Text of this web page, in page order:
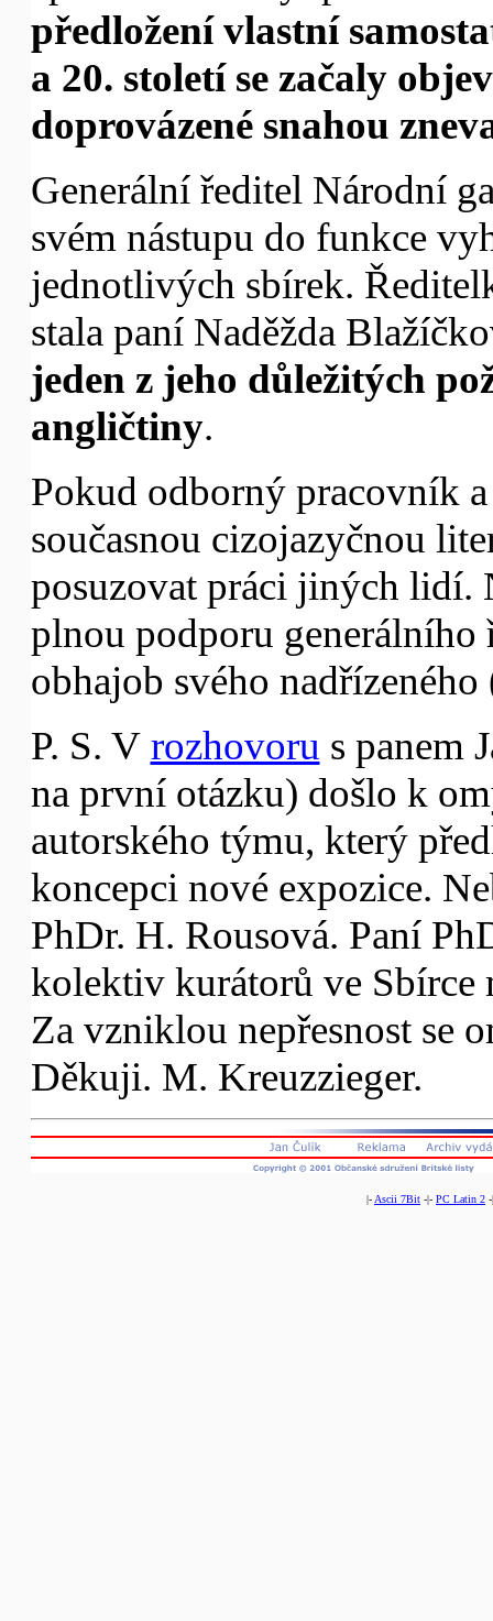
předložení vlastní
a 20. století se začaly
doprovázené snahou
Generální ředitel Národní
svém nástupu do funkce
jednotlivých sbírek.
stala paní Naděžda
jeden z jeho důležitých
angličtiny.
Pokud odborný pracovník
současnou cizojazyčnou
posuzovat práci jiných lidí.
plnou podporu generálního
obhajob svého
P. S. V rozhovoru s panem
na první otázku) došlo k
autorského týmu, který
koncepci nové expozice.
PhDr. H. Rousová. Paní
kolektiv kurátorů ve Sbírce
Za vzniklou nepřesnost se
Děkuji. M. Kreuzzieger.
|- Ascii 7Bit -|- PC Latin 2